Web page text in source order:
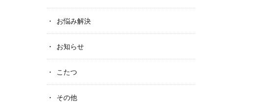
お悩み解決
お知らせ
こたつ
その他